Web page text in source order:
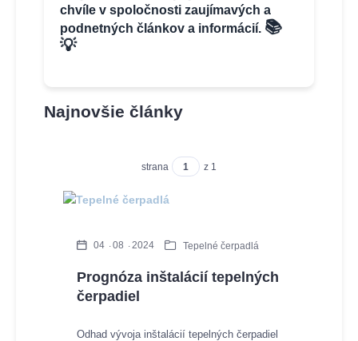
chvíle v spoločnosti zaujímavých a
podnetných článkov a informácií. 📚
💡
Najnovšie články
strana z 1
Prognóza inštalácií tepelných
čerpadiel
04 08 2024 Tepelné čerpadlá
Odhad vývoja inštalácií tepelných čerpadiel